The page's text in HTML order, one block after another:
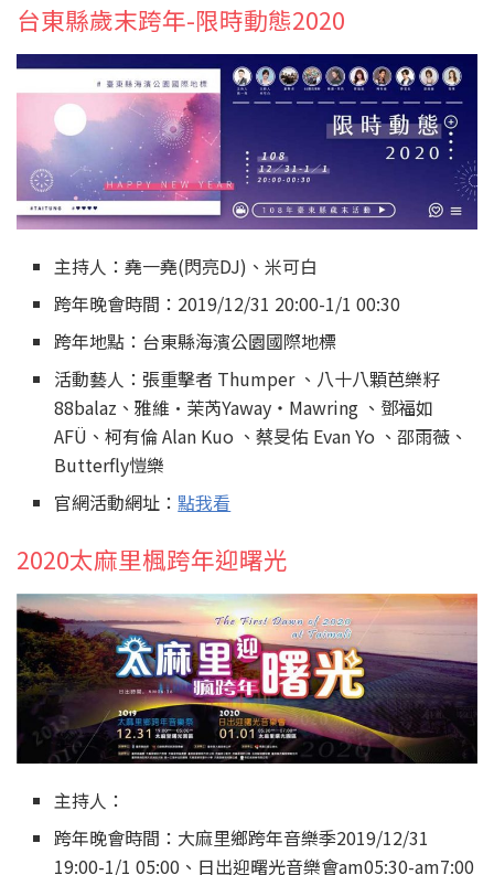
台東縣歲末跨年-限時動態2020
主持人：堯一堯(閃亮DJ)、米可白
跨年晚會時間：2019/12/31 20:00-1/1 00:30
跨年地點：台東縣海濱公園國際地標
活動藝人：張重擊者 Thumper 、八十八顆芭樂籽
88balaz、雅維·茉芮Yaway‧Mawring 、鄧福如
AFÜ、柯有倫 Alan Kuo 、蔡旻佑 Evan Yo 、邵雨薇、
Butterfly愷樂
官網活動網址：點我看
2020太麻里楓跨年迎曙光
主持人：
跨年晚會時間：大麻里鄉跨年音樂季2019/12/31
19:00-1/1 05:00、日出迎曙光音樂會am05:30-am7:00